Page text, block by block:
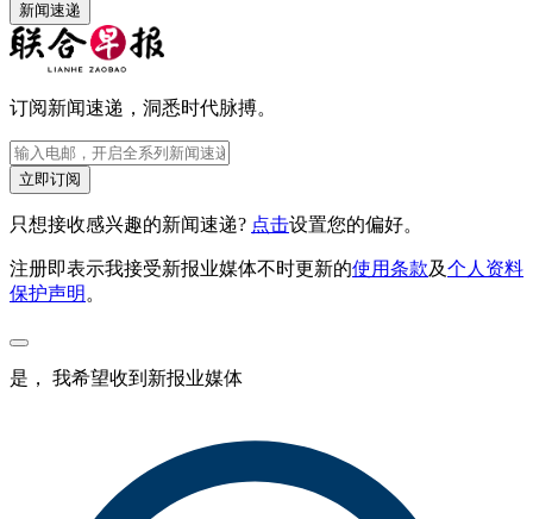
新闻速递
订阅新闻速递，洞悉时代脉搏。
立即订阅
只想接收感兴趣的新闻速递? 点击设置您的偏好。
注册即表示我接受新报业媒体不时更新的使用条款及个人资料
保护声明 。
是， 我希望收到新报业媒体